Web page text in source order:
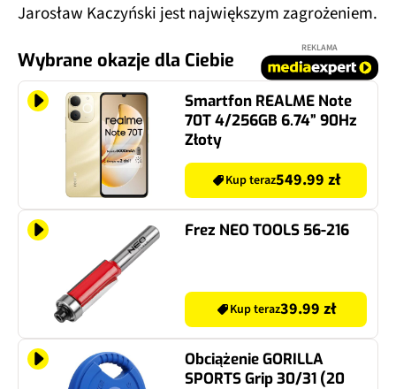
Jarosław Kaczyński jest największym zagrożeniem.
Wybrane okazje dla Ciebie
REKLAMA
Smartfon REALME Note
70T 4/256GB 6.74” 90Hz
Złoty
Kup teraz549.99 zł
Frez NEO TOOLS 56-216
Kup teraz39.99 zł
Obciążenie GORILLA
SPORTS Grip 30/31 (20